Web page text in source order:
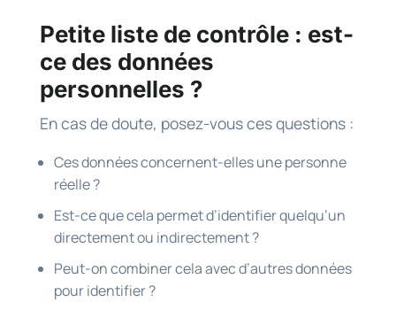
Petite liste de contrôle : est-
ce des données
personnelles ?
En cas de doute, posez-vous ces questions :
Ces données concernent-elles une personne
réelle ?
Est-ce que cela permet d’identifier quelqu’un
directement ou indirectement ?
Peut-on combiner cela avec d’autres données
pour identifier ?